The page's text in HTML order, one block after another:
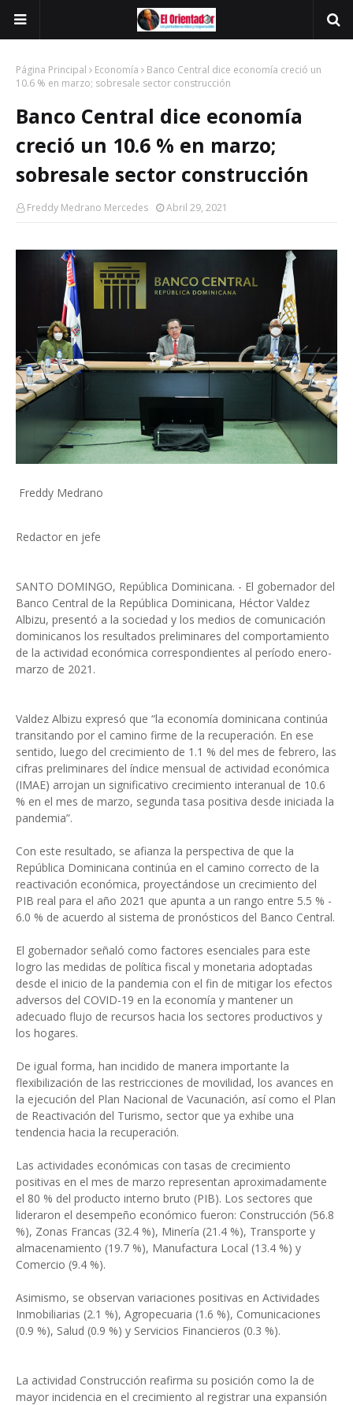
Página Principal Economía
Banco Central dice economía creció un
10.6 % en marzo; sobresale sector construcción
Banco Central dice economía
creció un 10.6 % en marzo;
sobresale sector construcción
Freddy Medrano Mercedes Abril 29, 2021
Freddy Medrano
Redactor en jefe
SANTO DOMINGO, República Dominicana. - El gobernador del
Banco Central de la República Dominicana, Héctor Valdez
Albizu, presentó a la sociedad y los medios de comunicación
dominicanos los resultados preliminares del comportamiento
de la actividad económica correspondientes al período enero-
marzo de 2021.
Valdez Albizu expresó que “la economía dominicana continúa
transitando por el camino firme de la recuperación. En ese
sentido, luego del crecimiento de 1.1 % del mes de febrero, las
cifras preliminares del índice mensual de actividad económica
(IMAE) arrojan un significativo crecimiento interanual de 10.6
% en el mes de marzo, segunda tasa positiva desde iniciada la
pandemia”.
Con este resultado, se afianza la perspectiva de que la
República Dominicana continúa en el camino correcto de la
reactivación económica, proyectándose un crecimiento del
PIB real para el año 2021 que apunta a un rango entre 5.5 % -
6.0 % de acuerdo al sistema de pronósticos del Banco Central.
El gobernador señaló como factores esenciales para este
logro las medidas de política fiscal y monetaria adoptadas
desde el inicio de la pandemia con el fin de mitigar los efectos
adversos del COVID-19 en la economía y mantener un
adecuado flujo de recursos hacia los sectores productivos y
los hogares.
De igual forma, han incidido de manera importante la
flexibilización de las restricciones de movilidad, los avances en
la ejecución del Plan Nacional de Vacunación, así como el Plan
de Reactivación del Turismo, sector que ya exhibe una
tendencia hacia la recuperación.
Las actividades económicas con tasas de crecimiento
positivas en el mes de marzo representan aproximadamente
el 80 % del producto interno bruto (PIB). Los sectores que
lideraron el desempeño económico fueron: Construcción (56.8
%), Zonas Francas (32.4 %), Minería (21.4 %), Transporte y
almacenamiento (19.7 %), Manufactura Local (13.4 %) y
Comercio (9.4 %).
Asimismo, se observan variaciones positivas en Actividades
Inmobiliarias (2.1 %), Agropecuaria (1.6 %), Comunicaciones
(0.9 %), Salud (0.9 %) y Servicios Financieros (0.3 %).
La actividad Construcción reafirma su posición como la de
mayor incidencia en el crecimiento al registrar una expansión